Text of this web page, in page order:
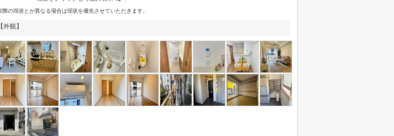
の現状とが異なる場合は現状を優先させていただきます。
【外観】